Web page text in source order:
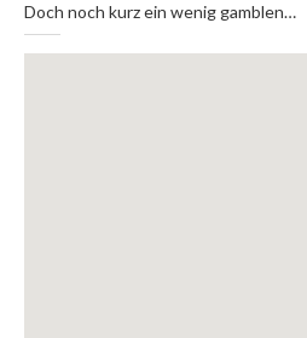
Doch noch kurz ein wenig gamblen…